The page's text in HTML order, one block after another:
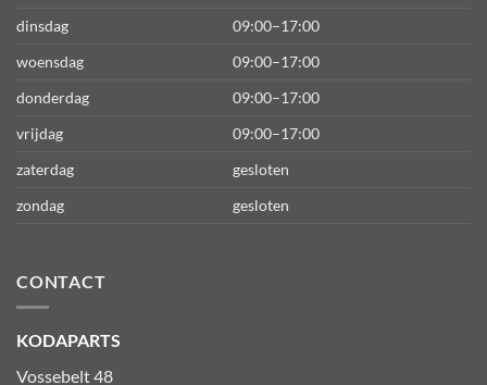
dinsdag
09:00–17:00
woensdag
09:00–17:00
donderdag
09:00–17:00
vrijdag
09:00–17:00
zaterdag
gesloten
zondag
gesloten
CONTACT
KODAPARTS
Vossebelt 48